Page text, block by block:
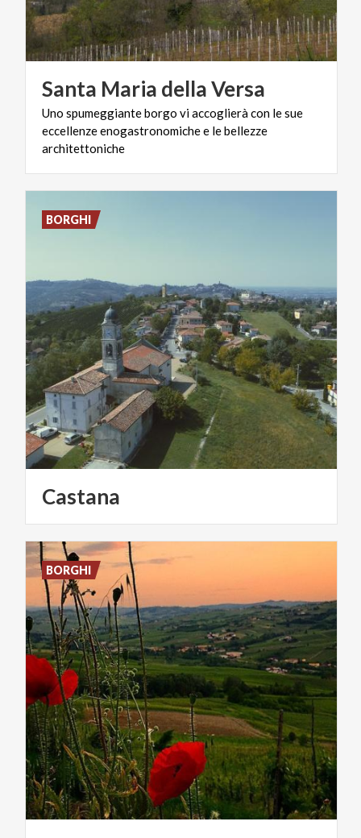
Santa Maria dellaVersa
Uno spumeggiante borgo vi accoglierà con le sue
eccellenze enogastronomiche e le bellezze
architettoniche
Castana
BORGHI
BORGHI